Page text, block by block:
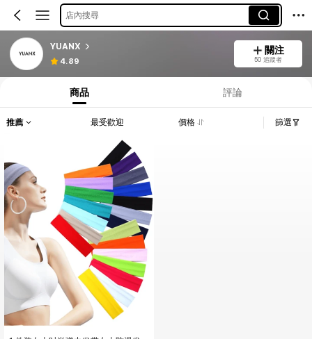
店內搜尋
YUANX
4.89
關注
50 追蹤者
商品 評論
推薦 最受歡迎 價格 篩選